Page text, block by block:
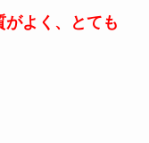
がよく、とても